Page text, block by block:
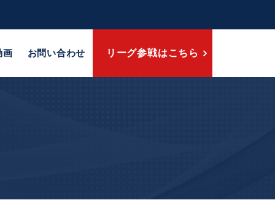
画 お問い合わせ リーグ参戦はこちら